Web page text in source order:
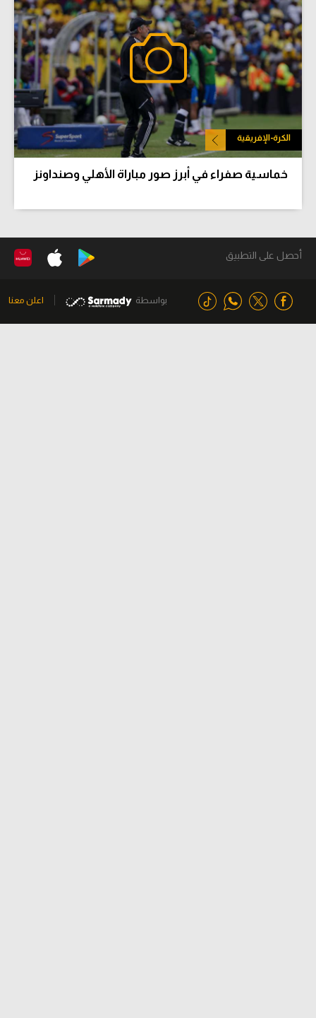
الكرة-الإفريقية
خماسية صفراء في أبرز صور مباراة الأهلي وصنداونز
أحصل على التطبيق
بواسطة اعلن معنا